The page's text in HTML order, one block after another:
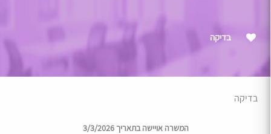
בדיקה
בדיקה
המשרה אויישה בתאריך 3/3/2026